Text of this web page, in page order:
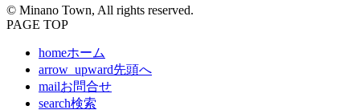
© Minano Town, All rights reserved.
PAGE TOP
homeホーム
arrow_upward先頭へ
mailお問合せ
search検索